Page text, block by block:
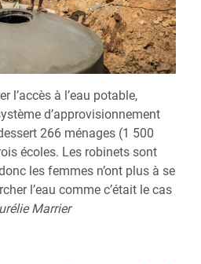
l’accès à l’eau potable,
d’approvisionnement
266 ménages (1 500
écoles. Les robinets sont
les femmes n’ont plus à se
l’eau comme c’était le cas
Marrier